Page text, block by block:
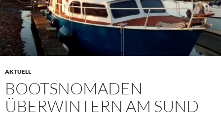
AKTUELL
BOOTSNOMADEN
ÜBERWINTERN AM SUND